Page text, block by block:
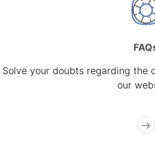
Solve your doubts regarding the
our